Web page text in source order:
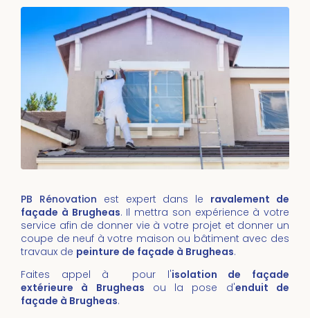
PB Rénovation est expert dans le ravalement de
façade à Brugheas. Il mettra son expérience à votre
service afin de donner vie à votre projet et donner un
coupe de neuf à votre maison ou bâtiment avec des
travaux de peinture de façade à Brugheas.
Faites appel à pour l'isolation de façade
extérieure à Brugheas ou la pose d'enduit de
façade à Brugheas.